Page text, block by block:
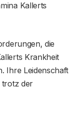
Kallerts
die
Krankheit
Ihre Leidenschaft
trotz der